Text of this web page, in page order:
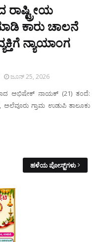
ಕಾರು ಚಾಲನೆ
ನ್ಯಾಯಾಂಗ
ಜೂನ್ 25, 2026
ಅಭಿಷೇಕ್ ನಾಯಕ್ (21) ತಂದೆ:
ಗ್ರಾಮ ಉಡುಪಿ ತಾಲೂಕು
ಹಳೆಯ ಪೋಸ್ಟ್‌ಗಳು